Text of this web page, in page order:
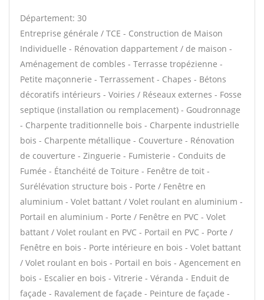
Département: 30
Entreprise générale / TCE - Construction de Maison
Individuelle - Rénovation dappartement / de maison -
Aménagement de combles - Terrasse tropézienne -
Petite maçonnerie - Terrassement - Chapes - Bétons
décoratifs intérieurs - Voiries / Réseaux externes - Fosse
septique (installation ou remplacement) - Goudronnage
- Charpente traditionnelle bois - Charpente industrielle
bois - Charpente métallique - Couverture - Rénovation
de couverture - Zinguerie - Fumisterie - Conduits de
Fumée - Étanchéité de Toiture - Fenêtre de toit -
Surélévation structure bois - Porte / Fenêtre en
aluminium - Volet battant / Volet roulant en aluminium -
Portail en aluminium - Porte / Fenêtre en PVC - Volet
battant / Volet roulant en PVC - Portail en PVC - Porte /
Fenêtre en bois - Porte intérieure en bois - Volet battant
/ Volet roulant en bois - Portail en bois - Agencement en
bois - Escalier en bois - Vitrerie - Véranda - Enduit de
façade - Ravalement de façade - Peinture de façade -